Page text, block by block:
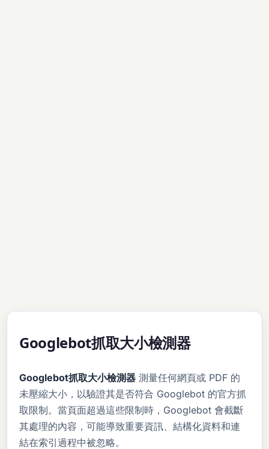
Googlebot抓取大小檢測器
Googlebot抓取大小檢測器 測量任何網頁或 PDF 的
未壓縮大小，以驗證其是否符合 Googlebot 的官方抓
取限制。當頁面超過這些限制時，Googlebot 會截斷
其處理的內容，可能導致重要資訊、結構化資料和連
結在索引過程中被忽略。